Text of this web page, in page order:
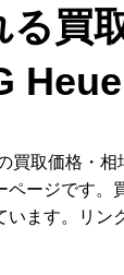
る買
買取価格・相
ページです。
います。リン